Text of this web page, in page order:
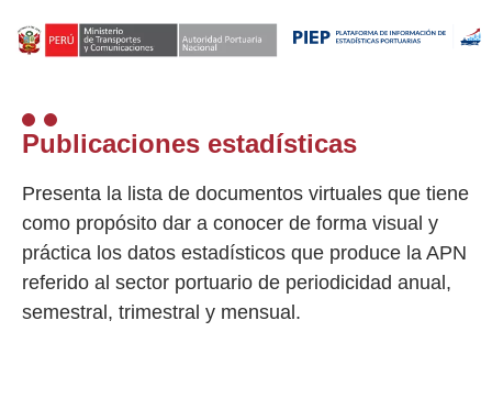
Publicaciones estadísticas
Presenta la lista de documentos virtuales que tiene
como propósito dar a conocer de forma visual y
práctica los datos estadísticos que produce la APN
referido al sector portuario de periodicidad anual,
semestral, trimestral y mensual.